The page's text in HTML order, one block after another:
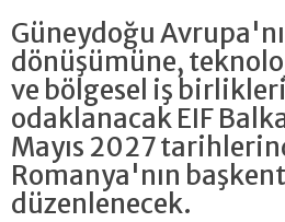
Güneydoğu
dönüşümüne,
ve bölgesel iş
odaklanacak EIF
Mayıs 2027
Romanya'nın
düzenlenecek.